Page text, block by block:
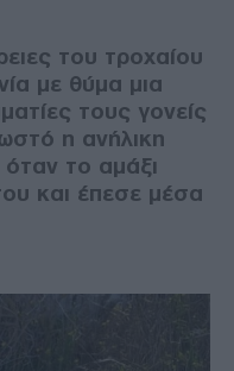
του τροχαίου
με θύμα μια
τους γονείς
η ανήλικη
το αμάξι
και έπεσε μέσα